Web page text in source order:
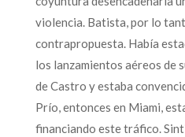
violencia. Batista, por lo
contrapropuesta. Había
los lanzamientos aéreos de
de Castro y estaba
Prío, entonces en Miami,
financiando este tráfico.